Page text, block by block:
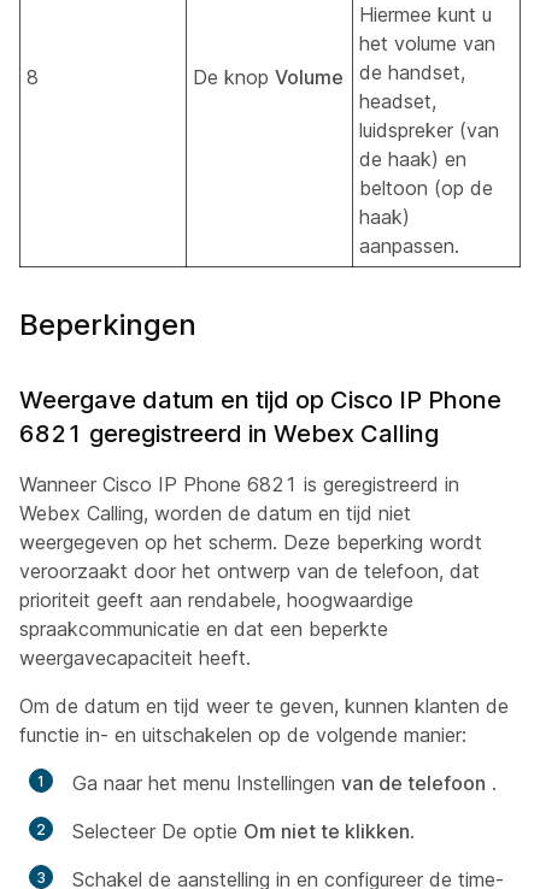
8 De knop Volume
Hiermee kunt u
het volume van
de handset,
headset,
luidspreker (van
de haak) en
beltoon (op de
haak)
aanpassen.
Beperkingen
Weergave datum en tijd op Cisco IP Phone
6821 geregistreerd in Webex Calling
Wanneer Cisco IP Phone 6821 is geregistreerd in
Webex Calling, worden de datum en tijd niet
weergegeven op het scherm. Deze beperking wordt
veroorzaakt door het ontwerp van de telefoon, dat
prioriteit geeft aan rendabele, hoogwaardige
spraakcommunicatie en dat een beperkte
weergavecapaciteit heeft.
Om de datum en tijd weer te geven, kunnen klanten de
functie in- en uitschakelen op de volgende manier:
Ga naar het menu Instellingen van de telefoon .
Selecteer De optie Om niet te klikken.
Schakel de aanstelling in en configureer de time-